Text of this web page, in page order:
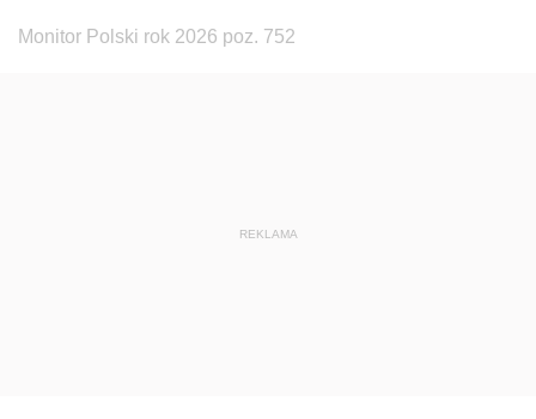
Monitor Polski rok 2026 poz. 752
REKLAMA